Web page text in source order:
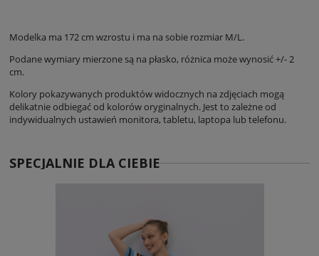
Modelka ma 172 cm wzrostu i ma na sobie rozmiar M/L.
Podane wymiary mierzone są na płasko, różnica może wynosić +/- 2
cm.
Kolory pokazywanych produktów widocznych na zdjęciach mogą
delikatnie odbiegać od kolorów oryginalnych. Jest to zależne od
indywidualnych ustawień monitora, tabletu, laptopa lub telefonu.